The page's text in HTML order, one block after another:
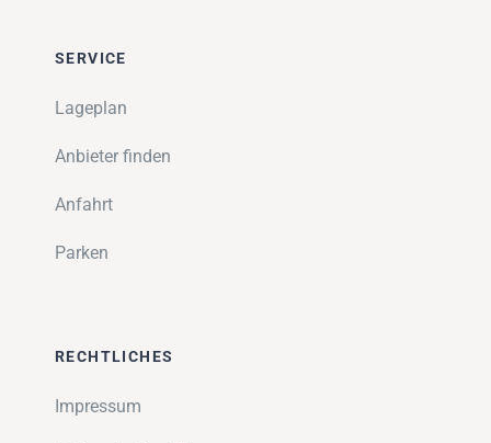
SERVICE
Lageplan
Anbieter finden
Anfahrt
Parken
RECHTLICHES
Impressum